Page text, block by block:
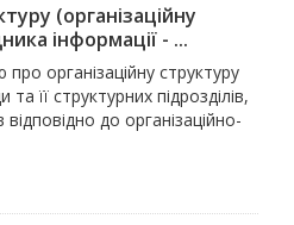
(організаційну
інформації - ...
організаційну структуру
її структурних підрозділів,
до організаційно-